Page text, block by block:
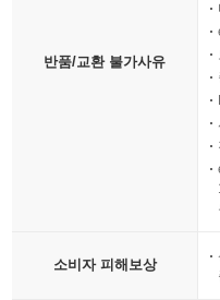
반품/교환 불가사유
소비자 피해보상